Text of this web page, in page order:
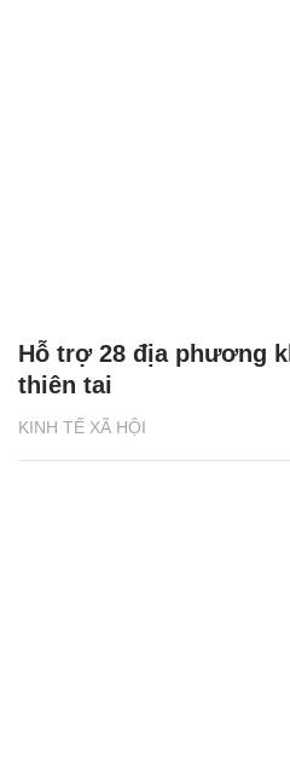
KINH TẾ XÃ HỘI
Hỗ trợ 28 địa phương
thiên tai